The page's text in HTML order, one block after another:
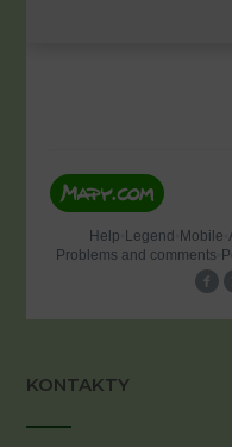
KONTAKTY